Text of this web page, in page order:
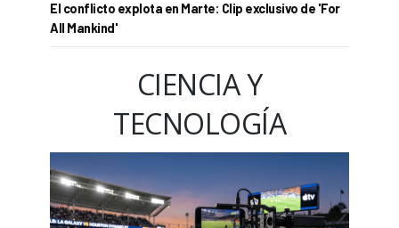
El conflicto explota en Marte: Clip exclusivo de 'For
All Mankind'
CIENCIA Y
TECNOLOGÍA